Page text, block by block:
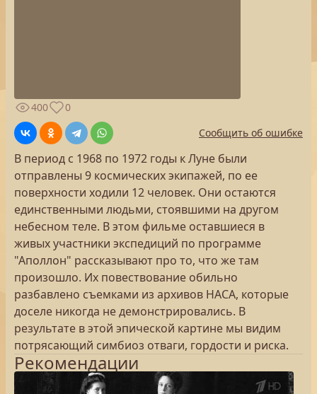
400
0
Сообщить об ошибке
В период с 1968 по 1972 годы к Луне были
отправлены 9 космических экипажей, по ее
поверхности ходили 12 человек. Они остаются
единственными людьми, стоявшими на другом
небесном теле. В этом фильме оставшиеся в
живых участники экспедиций по программе
"Аполлон" рассказывают про то, что же там
произошло. Их повествование обильно
разбавлено съемками из архивов НАСА, которые
доселе никогда не демонстрировались. В
результате в этой эпической картине мы видим
потрясающий симбиоз отваги, гордости и риска.
Рекомендации